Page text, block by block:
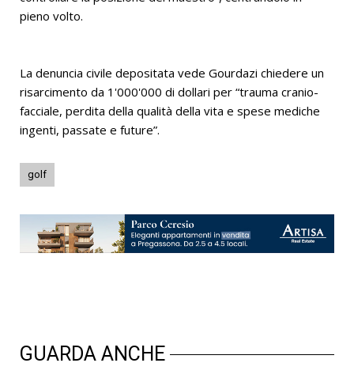
pieno volto.
La denuncia civile depositata vede Gourdazi chiedere un
risarcimento da 1'000'000 di dollari per “trauma cranio-
facciale, perdita della qualità della vita e spese mediche
ingenti, passate e future”.
golf
GUARDA ANCHE